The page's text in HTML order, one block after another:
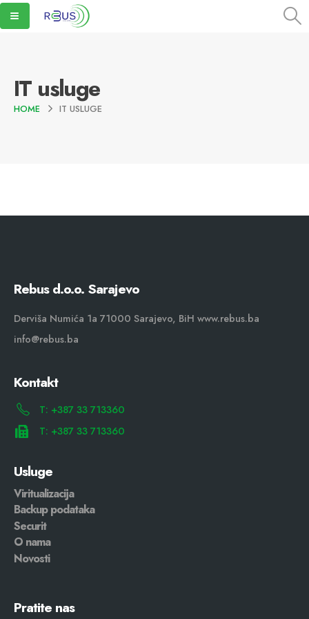
IT usluge
HOME IT USLUGE
Rebus d.o.o. Sarajevo
Derviša Numića 1a 71000 Sarajevo, BiH www.rebus.ba
info@rebus.ba
Kontakt
T: +387 33 713360
T: +387 33 713360
Usluge
Viritualizacija
Backup podataka
Securit
O nama
Novosti
Pratite nas